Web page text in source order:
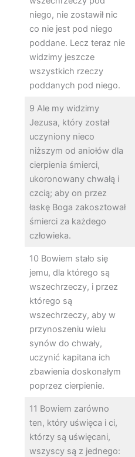
niego, nie zostawił nic
co nie jest pod niego
poddane. Lecz teraz nie
widzimy jeszcze
wszystkich rzeczy
poddanych pod niego.
9 Ale my widzimy
Jezusa, który został
uczyniony nieco
niższym od aniołów dla
cierpienia śmierci,
ukoronowany chwałą i
czcią; aby on przez
łaskę Boga zakosztował
śmierci za każdego
człowieka.
10 Bowiem stało się
jemu, dla którego są
wszechrzeczy, i przez
którego są
wszechrzeczy, aby w
przynoszeniu wielu
synów do chwały,
uczynić kapitana ich
zbawienia doskonałym
poprzez cierpienie.
11 Bowiem zarówno
ten, który uświęca i ci,
którzy są uświęcani,
wszyscy są z jednego: